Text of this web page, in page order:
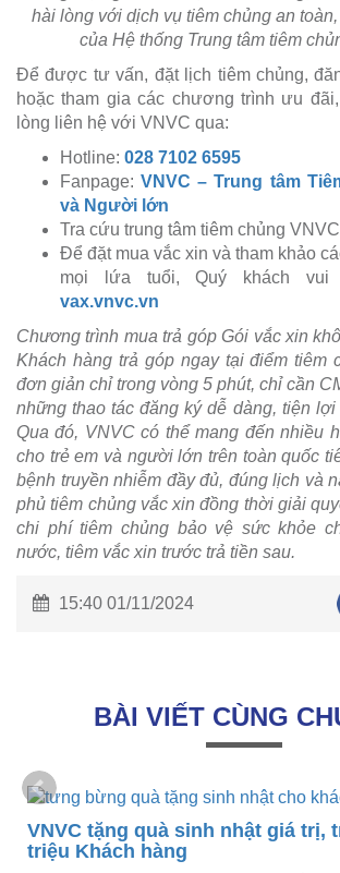
hài lòng với dịch vụ tiêm chủng an
của Hệ thống Trung tâm tiêm
Để được tư vấn, đặt lịch tiêm chủng,
hoặc tham gia các chương trình ưu
lòng liên hệ với VNVC qua:
Hotline: 028 7102 6595
Fanpage:VNVC – Trung tâm
và Người lớn
Tra cứu trung tâm tiêm chủng
Để đặt mua vắc xin và tham khảo
mọi lứa tuổi, Quý khách vui
vax.vnvc.vn
Chương trình mua trả góp Gói vắc xin
Khách hàng trả góp ngay tại điểm tiêm
đơn giản chỉ trong vòng 5 phút, chỉ cần
những thao tác đăng ký dễ dàng, tiện lợi
Qua đó, VNVC có thể mang đến nhiều
cho trẻ em và người lớn trên toàn quốc
bệnh truyền nhiễm đầy đủ, đúng lịch và
phủ tiêm chủng vắc xin đồng thời giải
chi phí tiêm chủng bảo vệ sức khỏe
nước, tiêm vắc xin trước trả tiền sau.
15:40 01/11/2024
BÀI VIẾT CÙNG
VNVC tặng quà sinh nhật giá trị,
triệu Khách hàng